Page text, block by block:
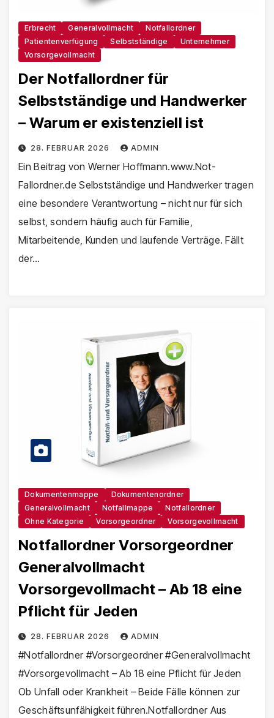
Erbrecht Generalvollmacht
Notfallordner
Patientenverfügung
Selbstständige
Unternehmer
Vorsorgevollmacht
Der Notfallordner für
Selbstständige und Handwerker
– Warum er existenziell ist
28. FEBRUAR 2026 ADMIN
Ein Beitrag von Werner Hoffmann.www.Not-
Fallordner.de Selbstständige und Handwerker tragen
eine besondere Verantwortung – nicht nur für sich
selbst, sondern häufig auch für Familie,
Mitarbeitende, Kunden und laufende Verträge. Fällt
der…
Dokumentenmappe
Dokumentenordner
Generalvollmacht
Notfallmappe
Notfallordner
Ohne Kategorie
Vorsorgeordner Vorsorgevollmacht
Notfallordner Vorsorgeordner
Generalvollmacht
Vorsorgevollmacht – Ab 18 eine
Pflicht für Jeden
28. FEBRUAR 2026 ADMIN
#Notfallordner #Vorsorgeordner #Generalvollmacht
#Vorsorgevollmacht – Ab 18 eine Pflicht für Jeden
Ob Unfall oder Krankheit – Beide Fälle können zur
Geschäftsunfähigkeit führen.Notfallordner Aus